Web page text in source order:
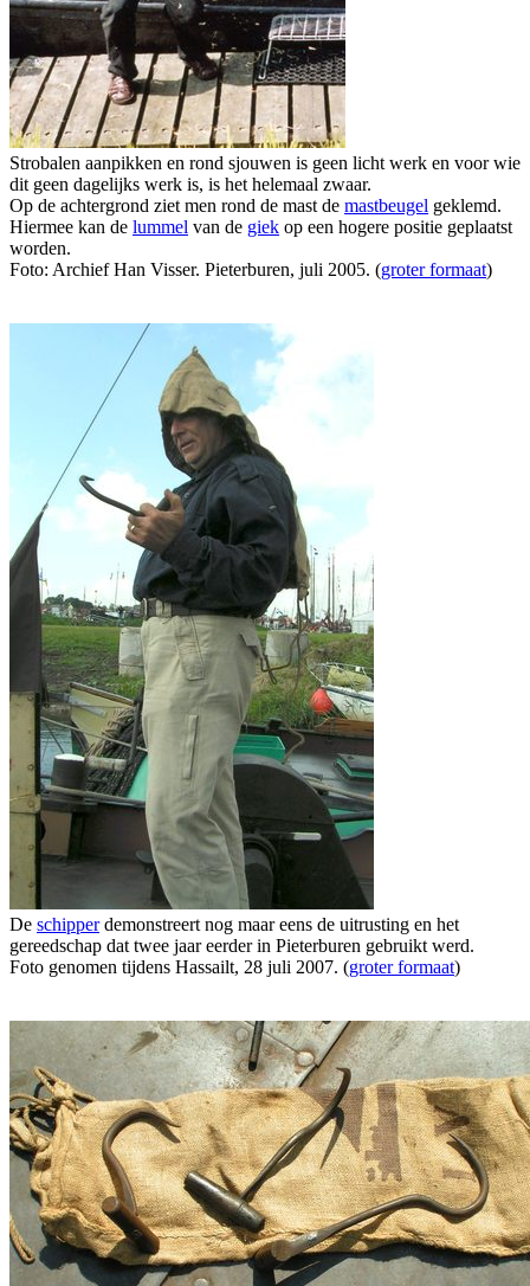
Strobalen aanpikken en rond sjouwen is geen licht werk en voor wie
dit geen dagelijks werk is, is het helemaal zwaar.
Op de achtergrond ziet men rond de mast de mastbeugel geklemd.
Hiermee kan de lummel van de giek op een hogere positie geplaatst
worden.
Foto: Archief Han Visser. Pieterburen, juli 2005. (groter formaat)
De schipperdemonstreert nog maar eens de uitrusting en het
gereedschap dat twee jaar eerder in Pieterburen gebruikt werd.
Foto genomen tijdens Hassailt, 28 juli 2007. (groter formaat)